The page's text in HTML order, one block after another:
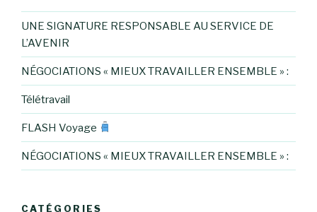
UNE SIGNATURE RESPONSABLE AU SERVICE DE
L’AVENIR
NÉGOCIATIONS « MIEUX TRAVAILLER ENSEMBLE » :
Télétravail
FLASH Voyage
NÉGOCIATIONS « MIEUX TRAVAILLER ENSEMBLE » :
CATÉGORIES